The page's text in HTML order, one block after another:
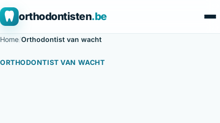
orthodontisten.be
Home/Orthodontist van wacht
ORTHODONTIST VAN WACHT